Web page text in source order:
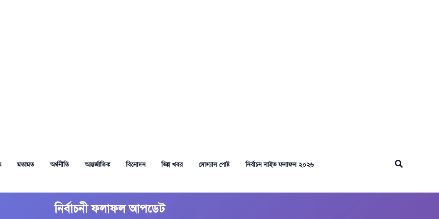
মতামত অর্থনীতি আন্তর্জাতিক বিনোদন ভিন্ন খবর সোস্যাল পোষ্ট নির্বাচন লাইভ ফলাফল ২০২৬ Search
নির্বাচনী ফলাফল আপডেট